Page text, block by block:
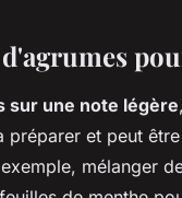
sur une note légère
et peut
mélanger